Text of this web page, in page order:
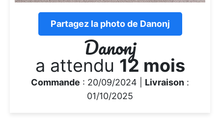
Partagez la photo de Danonj
Danonj
a attendu 12 mois
Commande : 20/09/2024 | Livraison :
01/10/2025